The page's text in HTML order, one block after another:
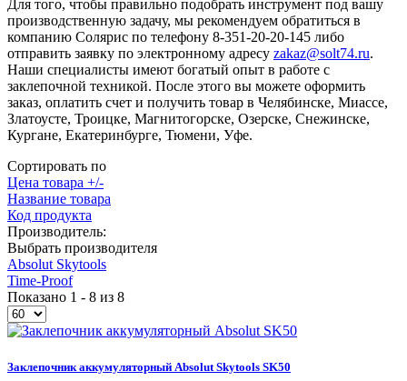
Для того, чтобы правильно подобрать инструмент под вашу
производственную задачу, мы рекомендуем обратиться в
компанию Солярис по телефону 8-351-20-20-145 либо
отправить заявку по электронному адресу zakaz@solt74.ru.
Наши специалисты имеют богатый опыт в работе с
заклепочной техникой. После этого вы можете оформить
заказ, оплатить счет и получить товар в Челябинске, Миассе,
Златоусте, Троицке, Магнитогорске, Озерске, Снежинске,
Кургане, Екатеринбурге, Тюмени, Уфе.
Сортировать по
Цена товара +/-
Название товара
Код продукта
Производитель:
Выбрать производителя
Absolut Skytools
Time-Proof
Показано 1 - 8 из 8
Заклепочник аккумуляторный Absolut Skytools SK50